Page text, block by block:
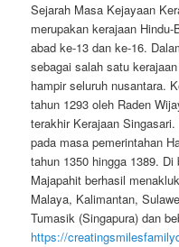
Sejarah Masa Kejayaan
merupakan kerajaan
abad ke-13 dan ke-16.
sebagai salah satu
hampir seluruh nusantara.
tahun 1293 oleh Raden
terakhir Kerajaan
pada masa pemerintahan
tahun 1350 hingga 1389.
Majapahit berhasil
Malaya, Kalimantan,
Tumasik (Singapura) dan
https://